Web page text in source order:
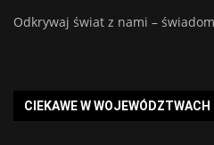
Odkrywaj świat z nami –
CIEKAWE W WOJEWÓDZTWACH